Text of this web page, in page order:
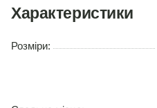
Характеристики
Розміри: